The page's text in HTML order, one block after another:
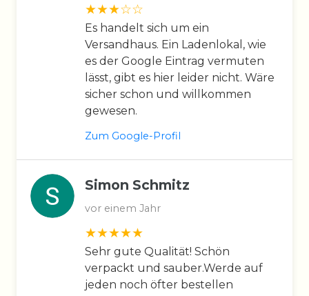
Es handelt sich um ein
Versandhaus. Ein Ladenlokal, wie
es der Google Eintrag vermuten
lässt, gibt es hier leider nicht. Wäre
sicher schon und willkommen
gewesen.
Zum Google-Profil
Simon Schmitz
vor einem Jahr
Sehr gute Qualität! Schön
verpackt und sauber.Werde auf
jeden noch öfter bestellen